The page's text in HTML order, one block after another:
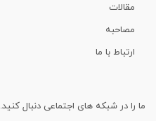
مقالات
مصاحبه
ارتباط با ما
ما را در شبکه های اجتماعی دنبال کنید.